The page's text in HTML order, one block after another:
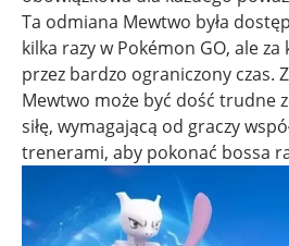
Ta odmiana Mewtwo była
kilka razy w Pokémon GO, ale
przez bardzo ograniczony czas.
Mewtwo może być dość trudne
siłę, wymagającą od graczy
trenerami, aby pokonać bossa